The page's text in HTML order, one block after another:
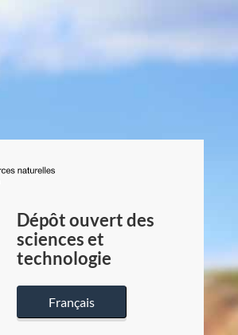
du
Canada
Dépôt ouvert des
sciences et
technologie
Français